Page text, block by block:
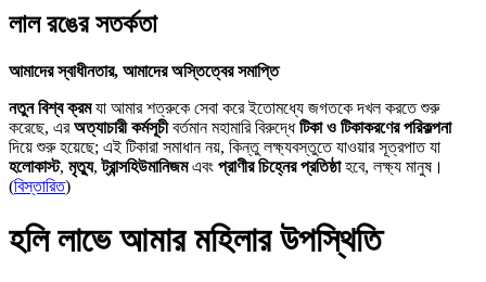
লাল রঙের সতর্কতা
আমাদের স্বাধীনতার, আমাদের অস্তিত্বের সমাপ্তি
নতুন বিশ্ব ক্রমযা আমার শত্রুকে সেবা করে ইতোমধ্যে জগতকে দখল করতে শুরু
করেছে, এরঅত্যাচারী কর্মসূচীবর্তমান মহামারি বিরুদ্ধেটিকা ও টিকাকরণের পরিকল্পনা
দিয়ে শুরু হয়েছে; এই টিকারা সমাধান নয়, কিন্তু লক্ষ্যবস্তুতে যাওয়ার সূত্রপাত যা
হলোকাস্ট, মৃত্যু,ট্রান্সহিউমানিজমএবং প্রাণীর চিহ্নের প্রতিষ্ঠাহবে, লক্ষ্য মানুষ।
(বিস্তারিত)
হলি লাভে আমার মহিলার উপস্থিতি